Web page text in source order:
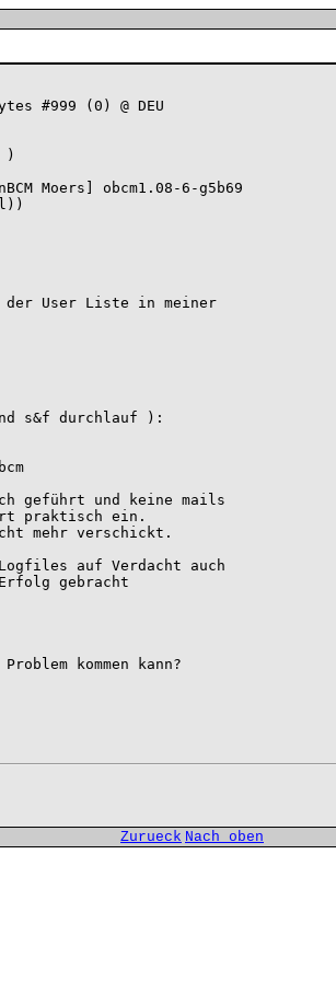
#999 (0) @ DEU
)
Moers] obcm1.08-6-g5b69
User Liste in meiner
s&f durchlauf ):
geführt und keine mails
praktisch ein.
mehr verschickt.
auf Verdacht auch
gebracht
kommen kann?
Zurueck Nach oben